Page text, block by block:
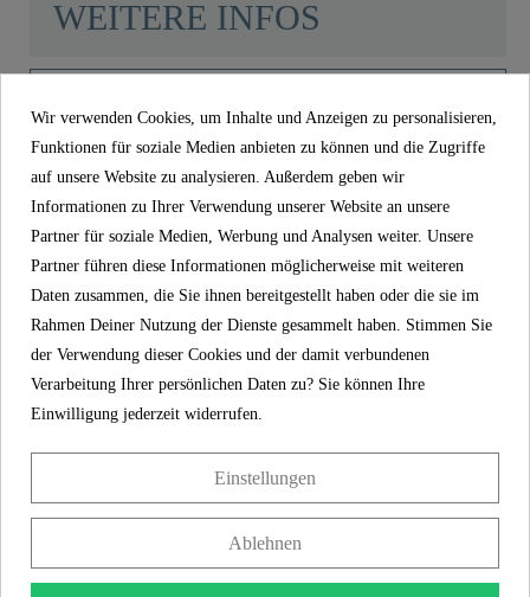
Material
ABS (außen) / POM
(innen)
Farbe Chrom
Gewicht 0,8 Kg
WEITERE INFOS
Kopfbrause, Chrom/Hellgrau - 02320
72,99 €
inkl. MwSt.
Artikel-Nr 02320
Material ABS (außen) / POM (innen)
Farbe Chrom
KONTAKT
Wir verwenden Cookies, um Inhalte und Anzeigen zu personalisieren,
Funktionen für soziale Medien anbieten zu können und die Zugriffe
auf unsere Website zu analysieren. Außerdem geben wir
Informationen zu Ihrer Verwendung unserer Website an unsere
Partner für soziale Medien, Werbung und Analysen weiter. Unsere
Partner führen diese Informationen möglicherweise mit weiteren
Daten zusammen, die Sie ihnen bereitgestellt haben oder die sie im
Rahmen Deiner Nutzung der Dienste gesammelt haben. Stimmen Sie
der Verwendung dieser Cookies und der damit verbundenen
Verarbeitung Ihrer persönlichen Daten zu? Sie können Ihre
Einwilligung jederzeit widerrufen.
Einstellungen
Ablehnen